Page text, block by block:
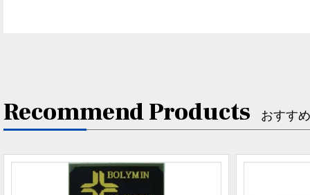
Recommend Products おすす